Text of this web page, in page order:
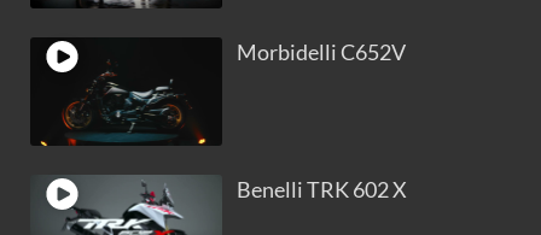
Morbidelli C652V
Benelli TRK 602 X